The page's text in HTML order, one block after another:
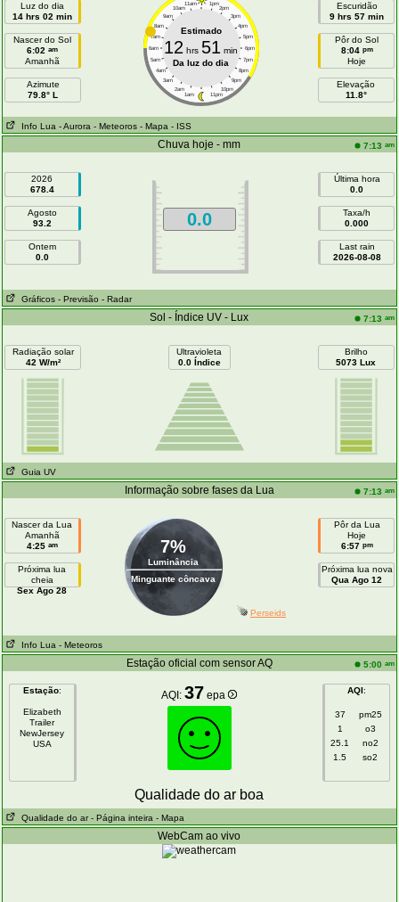
Luz do dia
14 hrs 02 min
Nascer do Sol
6:02 am
Amanhã
Azimute
79.8° L
11am 1pm
10am 2pm
9am 3pm
8am 4pm
7am 5pm
6am 6pm
5am 7pm
4am 8pm
3am 9pm
2am 10pm
1am 11pm
Estimado
12 hrs 51 min
Da luz do dia
Escuridão
9 hrs 57 min
Pôr do Sol
8:04 pm
Hoje
Elevação
11.8°
Info Lua - Aurora - Meteoros - Mapa - ISS
Chuva hoje - mm 7:13 am
2026
678.4
Agosto
93.2
Ontem
0.0
0.0
Última hora
0.0
Taxa/h
0.000
Last rain
2026-08-08
Gráficos - Previsão - Radar
Sol - Índice UV - Lux 7:13 am
Radiação solar
42 W/m²
Ultravioleta
0.0 Índice
Brilho
5073 Lux
Guia UV
Informação sobre fases da Lua 7:13 am
Nascer da Lua
Amanhã
4:25 am
Próxima lua
cheia
Sex Ago 28
7%
Luminância
Minguante côncava
Pôr da Lua
Hoje
6:57 pm
Próxima lua nova
Qua Ago 12
Perseids
Info Lua - Meteoros
Estação oficial com sensor AQ 5:00 am
Estação:
Elizabeth
Trailer
NewJersey
USA
AQI:37 epa AQI:
37
pm25
1
o3
25.1
no2
1.5
so2
Qualidade do ar boa
Qualidade do ar - Página inteira - Mapa
WebCam ao vivo